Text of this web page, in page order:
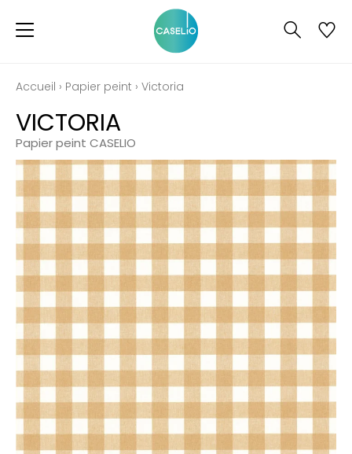
Accueil › Papier peint › Victoria
VICTORIA
Papier peint CASELIO